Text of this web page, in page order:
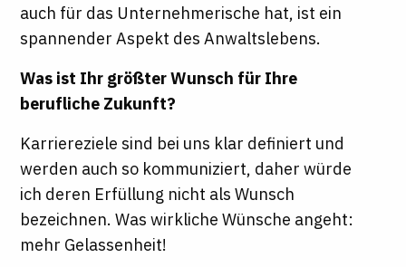
auch für das Unternehmerische hat, ist ein
spannender Aspekt des Anwaltslebens.
Was ist Ihr größter Wunsch für Ihre
berufliche Zukunft?
Karriereziele sind bei uns klar definiert und
werden auch so kommuniziert, daher würde
ich deren Erfüllung nicht als Wunsch
bezeichnen. Was wirkliche Wünsche angeht:
mehr Gelassenheit!